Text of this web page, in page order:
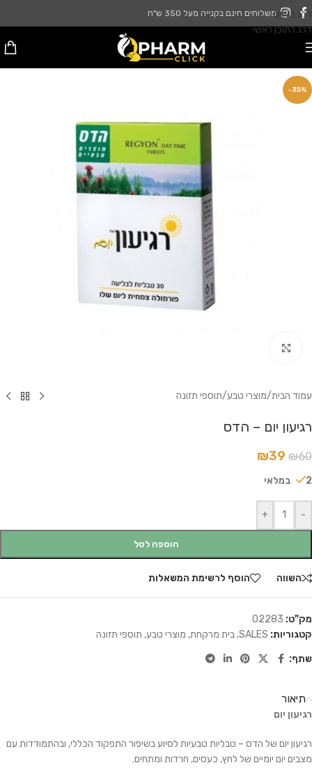
דלג לניווט
דלג לתוכן ראשי
משלוחים חינם בקנייה מעל 350 ש"ח
-35%
עמוד הבית/מוצרי טבע/תוספי תזונה
רגיעון יום – הדס
₪60
₪39
2 במלאי
-
+
הוספה לסל
השווה הוסף לרשימת המשאלות
מק"ט: 02283
קטגוריות: SALES
, בית מרקחת, מוצרי טבע, תוספי תזונה
שתף:
תיאור
רגיעון יום
רגיעון יום של הדס – טבליות טבעיות לסיוע בשיפור התפקוד הכללי, ובהתמודדות עם
מצבים יום יומיים של לחץ, כעסים, חרדות ומתחים.